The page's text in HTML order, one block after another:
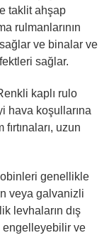
taklit ahşap
rulmanlarının
sağlar ve binalar ve
sağlar.
kaplı rulo
hava koşullarına
fırtınaları, uzun
genellikle
veya galvanizli
levhaların dış
engelleyebilir ve